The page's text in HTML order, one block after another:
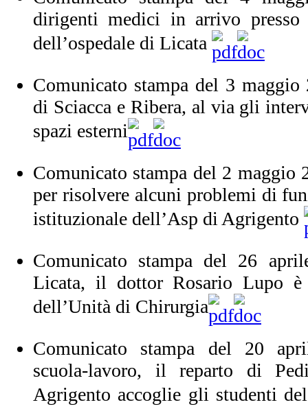
dirigenti medici in arrivo
dell’ospedale di Licata
Comunicato stampa del 3
di Sciacca e Ribera, al via gli
spazi esterni
Comunicato stampa del 2 maggio
per risolvere alcuni problemi di
istituzionale dell’Asp di Agrigento
Comunicato stampa del 26
Licata, il dottor Rosario Lupo è
dell’Unità di Chirurgia
Comunicato stampa del 20
scuola-lavoro, il reparto di
Agrigento accoglie gli studenti